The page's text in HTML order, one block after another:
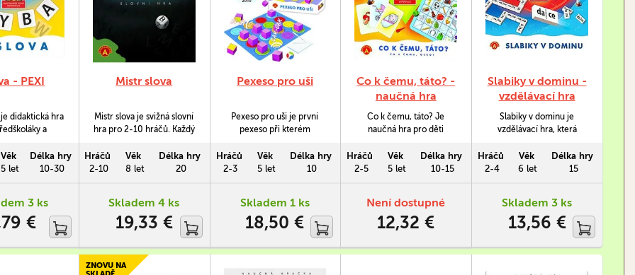
- PEXI
je didaktická hra
a
s písmenky.
naučí
které se hodí
ve školní lavici.
Věk
5 let
Délka hry
10-30
3 ks
€
Mistr slova
Mistr slova je svižná slovní
hra pro 2-10 hráčů. Každý
nejrychleji složit slovo z
písmen, které se
Hráčů
2-10
Věk
8 let
Délka hry
20
Skladem 4 ks
19,33 €
Pexeso pro uši
Pexeso pro uši je první
pexeso při kterém
Užijete si nový, nečekaný
zážitek ze hry a spoustu
zvuky?
Hráčů
2-3
Věk
5 let
Délka hry
10
Skladem 1 ks
18,50 €
Co k čemu, táto? -
naučná hra
Co k čemu, táto? Je
naučná hra pro děti
má děti naučit spojitosti
mezi předměty a
umožňuje dvě varianty
hraní.
Hráčů
2-5
Věk
5 let
Délka hry
10-15
Není dostupné
12,32 €
Slabiky v dominu -
vzdělávací hra
Slabiky v dominu je
vzdělávací hra, která
způsob, jak snadněji
zvládnout čtení a psaní
každého, kdo má doma
malého prvňáčka.
Hráčů
2-4
Věk
6 let
Délka hry
15
Skladem 3 ks
13,56 €
ZNOVU NA